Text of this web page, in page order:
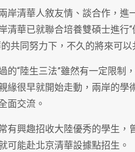
岸清華人敘友情、談合作，進
清華已就聯合培養雙碩士進行
共同努力下，不久的將來可
的“陸生三法”雖然有一定限制
緣很早就開始走動，兩岸的學
面交流。
有興趣招收大陸優秀的學生，
可能赴北京清華設據點招生。